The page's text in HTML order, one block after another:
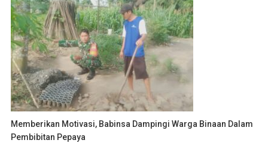
Memberikan Motivasi, Babinsa Dampingi Warga Binaan Dalam
Pembibitan Pepaya